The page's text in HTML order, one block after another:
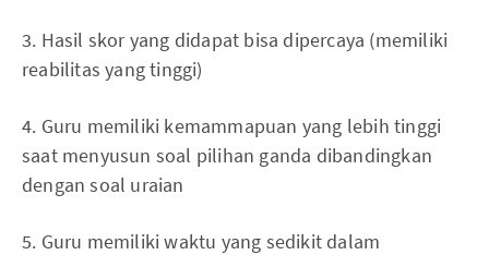
3. Hasil skor yang didapat bisa dipercaya (memiliki
reabilitas yang tinggi)
4. Guru memiliki kemammapuan yang lebih tinggi
saat menyusun soal pilihan ganda dibandingkan
dengan soal uraian
5. Guru memiliki waktu yang sedikit dalam